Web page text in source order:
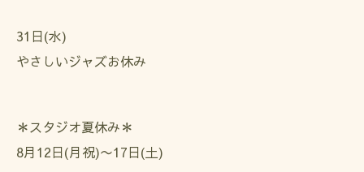
31日(水)
やさしいジャズお休み
＊スタジオ夏休み＊
8月12日(月祝)〜17日(土)